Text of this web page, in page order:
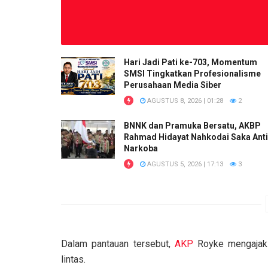
Hari Jadi Pati ke-703, Momentum
SMSI Tingkatkan Profesionalisme
Perusahaan Media Siber
AGUSTUS 8, 2026 | 01:28 2
BNNK dan Pramuka Bersatu, AKBP
Rahmad Hidayat Nahkodai Saka Anti
Narkoba
AGUSTUS 5, 2026 | 17:13 3
Dalam pantauan tersebut, AKP Royke
lintas.